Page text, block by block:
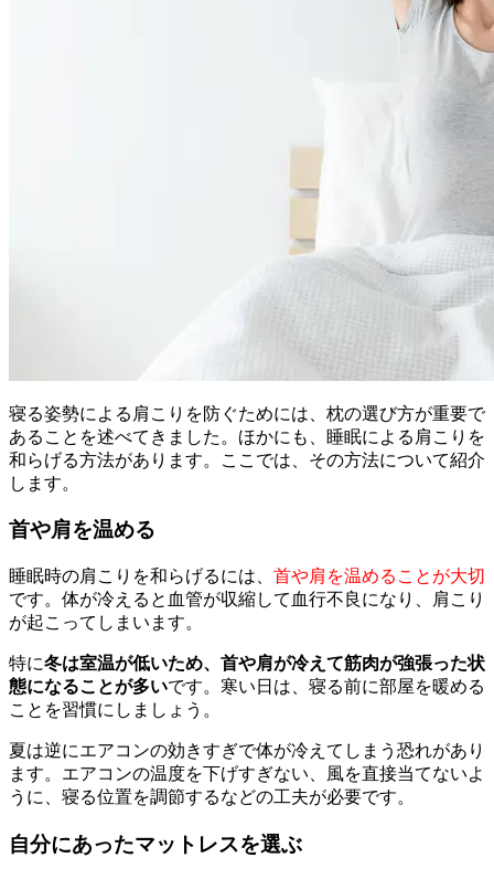
寝る姿勢による肩こりを防ぐためには、枕の選び方が重要で
あることを述べてきました。ほかにも、睡眠による肩こりを
和らげる方法があります。ここでは、その方法について紹介
します。
首や肩を温める
睡眠時の肩こりを和らげるには、 首や肩を温めることが大切
です。体が冷えると血管が収縮して血行不良になり、肩こり
が起こってしまいます。
特に冬は室温が低いため、首や肩が冷えて筋肉が強張った状
態になることが多いです。寒い日は、寝る前に部屋を暖める
ことを習慣にしましょう。
夏は逆にエアコンの効きすぎで体が冷えてしまう恐れがあり
ます。エアコンの温度を下げすぎない、風を直接当てないよ
うに、寝る位置を調節するなどの工夫が必要です。
自分にあったマットレスを選ぶ